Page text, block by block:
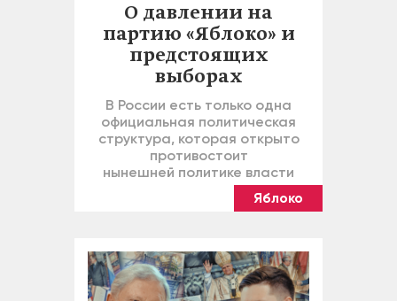
О давлении на
партию «Яблоко» и
предстоящих
выборах
В России есть только одна
официальная политическая
структура, которая открыто
противостоит
нынешней политике власти
Яблоко